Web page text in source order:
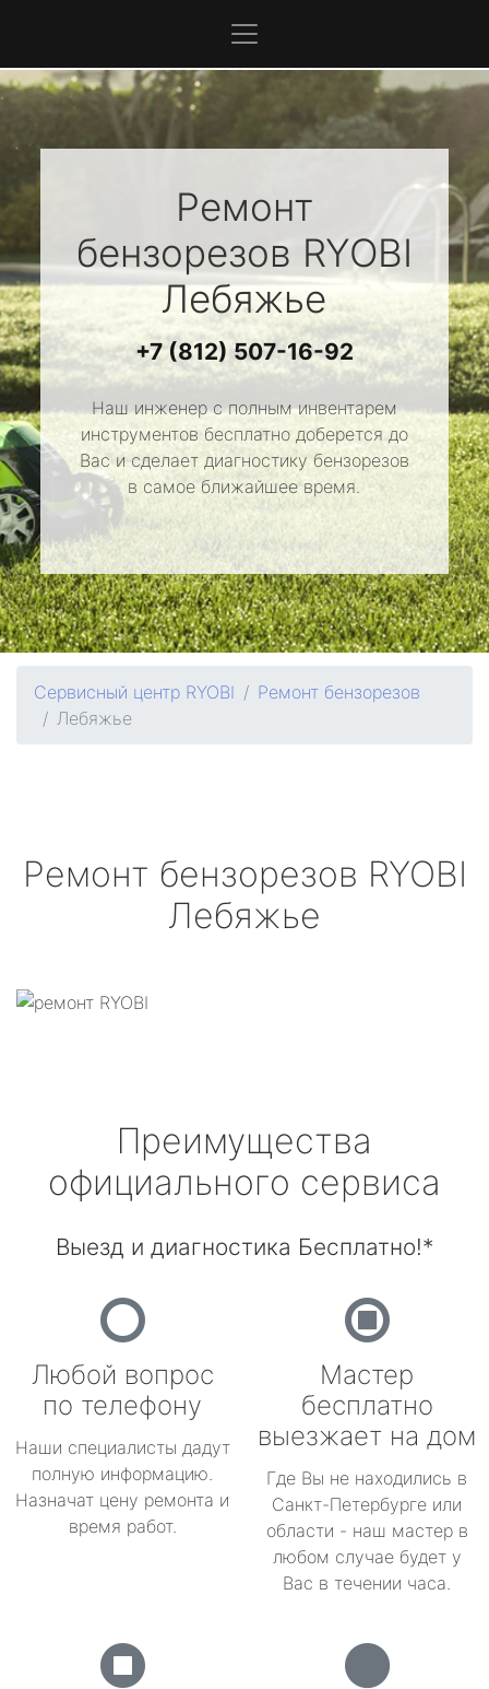
Ремонт
бензорезов RYOBI
Лебяжье
+7 (812) 507-16-92
Наш инженер с полным инвентарем
инструментов бесплатно доберется до
Вас и сделает диагностику бензорезов
в самое ближайшее время.
Сервисный центр RYOBI
Ремонт бензорезов
Лебяжье
Ремонт бензорезов RYOBI
Лебяжье
Преимущества
официального сервиса
Выезд и диагностика Бесплатно!*
Любой вопрос
по телефону
Наши специалисты дадут
полную информацию.
Назначат цену ремонта и
время работ.
Мастер
бесплатно
выезжает на дом
Где Вы не находились в
Санкт-Петербурге или
области - наш мастер в
любом случае будет у
Вас в течении часа.